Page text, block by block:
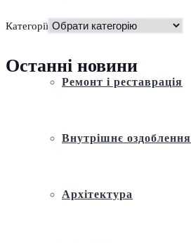
Історія
Ремонт і реставрація
Внутрішнє оздоблення
Архітектура
Категорії
Останні новини